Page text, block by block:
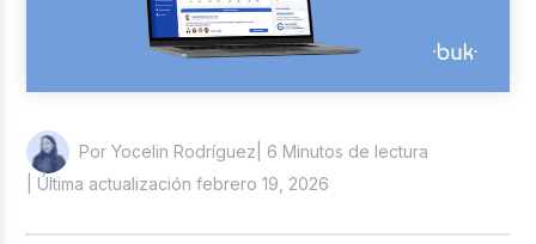
Por Yocelin Rodríguez | 6 Minutos de lectura
| Última actualización febrero 19, 2026